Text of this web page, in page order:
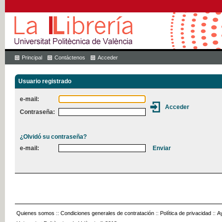
Principal Contáctenos Acceder
Usuario registrado
e-mail:
Contraseña:
¿Olvidó su contraseña?
e-mail:
Quienes somos :: Condiciones generales de contratación :: Política de privacidad ::